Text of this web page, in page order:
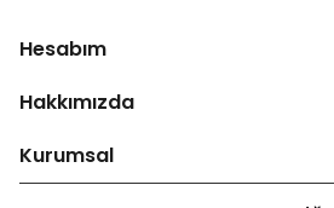
Hesabım
Hakkımızda
Kurumsal